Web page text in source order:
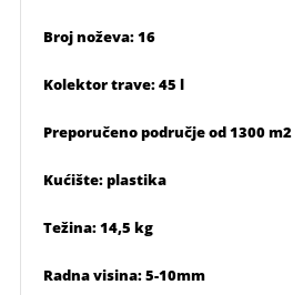
Broj noževa: 16
Kolektor trave: 45 l
Preporučeno područje od 1300 m2
Kućište: plastika
Težina: 14,5 kg
Radna visina: 5-10mm